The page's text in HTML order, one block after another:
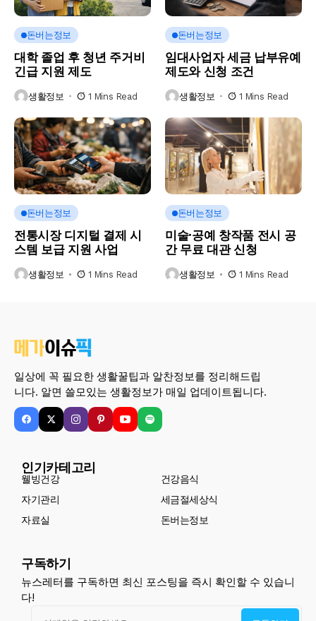
돈버는정보
대학 졸업 후 청년 주거비
긴급 지원 제도
생활정보 1 Mins Read
돈버는정보
임대사업자 세금 납부유예
제도와 신청 조건
생활정보 1 Mins Read
돈버는정보
전통시장 디지털 결제 시
스템 보급 지원 사업
생활정보 1 Mins Read
돈버는정보
미술·공예 창작품 전시 공
간 무료 대관 신청
생활정보 1 Mins Read
일상에 꼭 필요한 생활꿀팁과 알찬정보를 정리해드립
니다. 알면 쓸모있는 생활정보가 매일 업데이트됩니다.
인기카테고리
웰빙건강
건강음식
자기관리
세금절세상식
자료실
돈버는정보
구독하기
뉴스레터를 구독하면 최신 포스팅을 즉시 확인할 수 있습니
다!